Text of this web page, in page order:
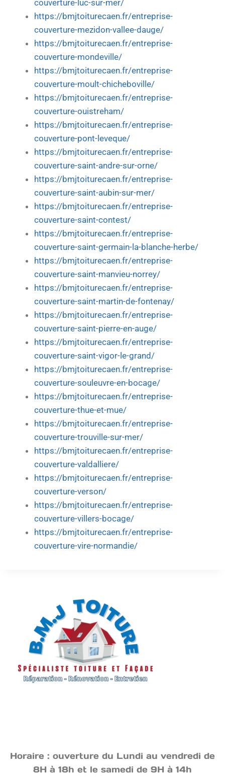
couverture-luc-sur-mer/
https://bmjtoiturecaen.fr/entreprise-
couverture-mezidon-vallee-dauge/
https://bmjtoiturecaen.fr/entreprise-
couverture-mondeville/
https://bmjtoiturecaen.fr/entreprise-
couverture-moult-chicheboville/
https://bmjtoiturecaen.fr/entreprise-
couverture-ouistreham/
https://bmjtoiturecaen.fr/entreprise-
couverture-pont-leveque/
https://bmjtoiturecaen.fr/entreprise-
couverture-saint-andre-sur-orne/
https://bmjtoiturecaen.fr/entreprise-
couverture-saint-aubin-sur-mer/
https://bmjtoiturecaen.fr/entreprise-
couverture-saint-contest/
https://bmjtoiturecaen.fr/entreprise-
couverture-saint-germain-la-blanche-herbe/
https://bmjtoiturecaen.fr/entreprise-
couverture-saint-manvieu-norrey/
https://bmjtoiturecaen.fr/entreprise-
couverture-saint-martin-de-fontenay/
https://bmjtoiturecaen.fr/entreprise-
couverture-saint-pierre-en-auge/
https://bmjtoiturecaen.fr/entreprise-
couverture-saint-vigor-le-grand/
https://bmjtoiturecaen.fr/entreprise-
couverture-souleuvre-en-bocage/
https://bmjtoiturecaen.fr/entreprise-
couverture-thue-et-mue/
https://bmjtoiturecaen.fr/entreprise-
couverture-trouville-sur-mer/
https://bmjtoiturecaen.fr/entreprise-
couverture-valdalliere/
https://bmjtoiturecaen.fr/entreprise-
couverture-verson/
https://bmjtoiturecaen.fr/entreprise-
couverture-villers-bocage/
https://bmjtoiturecaen.fr/entreprise-
couverture-vire-normandie/
Horaire : ouverture du Lundi au vendredi de
8H à 18h et le samedi de 9H à 14h